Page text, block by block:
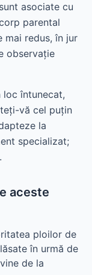
asociate cu
parental
mai redus, în jur
observație
loc întunecat,
vă cel puțin
la
specializat;
aceste
ploilor de
în urmă de
de la